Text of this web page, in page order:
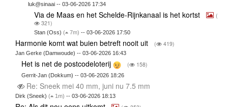
luk@sinaai -- 03-06-2026 17:34
Via de Maas en het Schelde-Rijnkanaal is het kortst
(
321)
Stan (Oss)( 7m) -- 03-06-2026 17:50
Harmonie komt wat buien betreft nooit uit ( 419)
Jan Gerke (Damwoude) -- 03-06-2026 16:43
Het is net de postcodeloterij ( 158)
Gerrit-Jan (Dokkum) -- 03-06-2026 18:26
Re: Sneek mei 40 mm, juni nu 7.5 mm
Dirk (Sneek) ( 1m) -- 03-06-2026 18:13